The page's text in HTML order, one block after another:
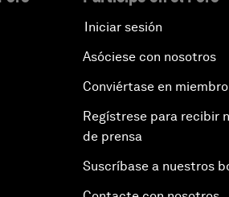
Iniciar sesión
Asóciese con nosotros
Conviértase en miembro
Regístrese para recibir
de prensa
Suscríbase a nuestros